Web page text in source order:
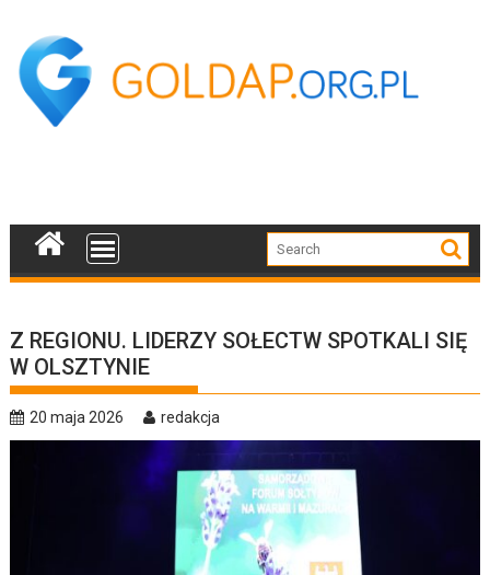
content
Z REGIONU. LIDERZY SOŁECTW SPOTKALI SIĘ
W OLSZTYNIE
20 maja 2026 redakcja